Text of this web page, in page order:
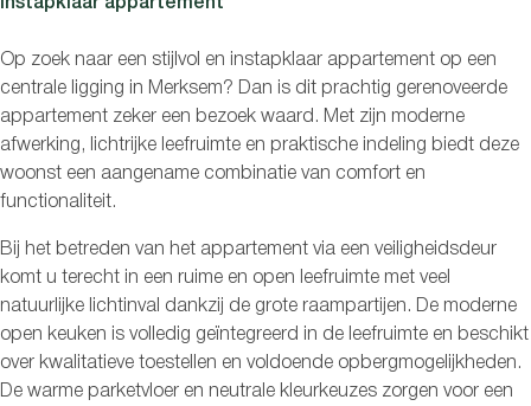
Op zoek naar een stijlvol en instapklaar appartement op een
centrale ligging in Merksem? Dan is dit prachtig gerenoveerde
appartement zeker een bezoek waard. Met zijn moderne
afwerking, lichtrijke leefruimte en praktische indeling biedt deze
woonst een aangename combinatie van comfort en
functionaliteit.
Bij het betreden van het appartement via een veiligheidsdeur
komt u terecht in een ruime en open leefruimte met veel
natuurlijke lichtinval dankzij de grote raampartijen. De moderne
open keuken is volledig geïntegreerd in de leefruimte en beschikt
over kwalitatieve toestellen en voldoende opbergmogelijkheden.
De warme parketvloer en neutrale kleurkeuzes zorgen voor een